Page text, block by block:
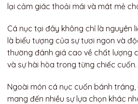
lại cảm giác thoải mái và mát mẻ
Cá nục tại đây không chỉ là nguyên
là biểu tượng của sự tươi ngon và
thường đánh giá cao về chất lượng
và sự hài hòa trong từng chiếc cuốn.
Ngoài món cá nục cuốn bánh tráng,
mang đến nhiều sự lựa chọn khác